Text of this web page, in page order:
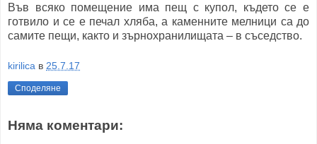
Във всяко помещение има пещ с купол, където се е
готвило и се е печал хляба, а каменните мелници са до
самите пещи, както и зърнохранилищата – в съседство.
kirilica в 25.7.17
Споделяне
Няма коментари: